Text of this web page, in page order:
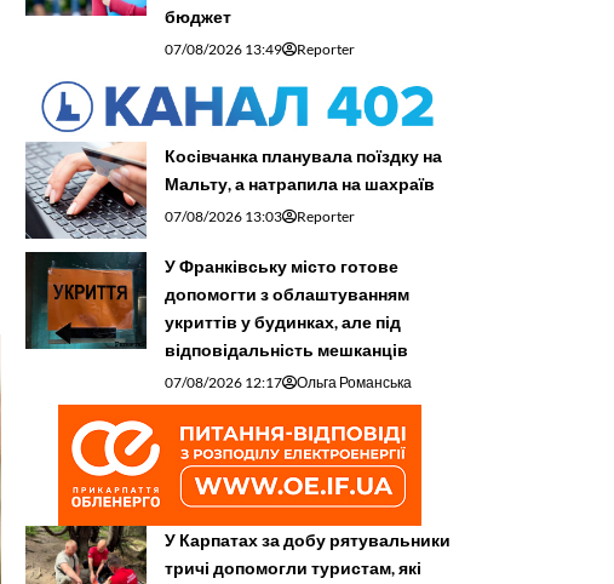
бюджет
07/08/2026 13:49 Reporter
Косівчанка планувала поїздку на
Мальту, а натрапила на шахраїв
07/08/2026 13:03 Reporter
У Франківську місто готове
допомогти з облаштуванням
укриттів у будинках, але під
відповідальність мешканців
07/08/2026 12:17 Ольга Романська
У Карпатах за добу рятувальники
тричі допомогли туристам, які